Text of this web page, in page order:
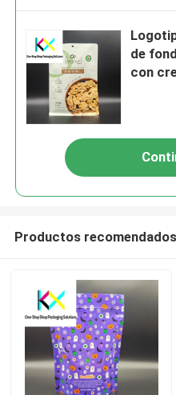
de
con
Productos recomendados